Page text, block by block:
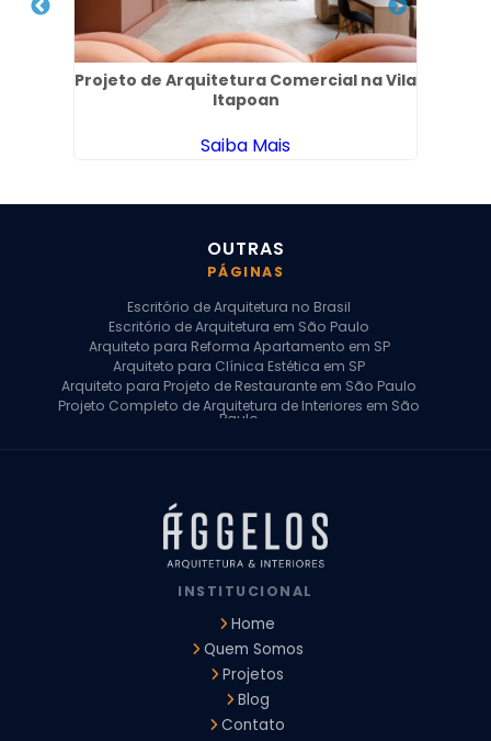
Projeto de Arquitetura Comercial na Vila
Itapoan
Saiba Mais
OUTRAS
PÁGINAS
Escritório de Arquitetura no Brasil
Escritório de Arquitetura em São Paulo
Arquiteto para Reforma Apartamento em SP
Arquiteto para Clínica Estética em SP
Arquiteto para Projeto de Restaurante em São Paulo
Projeto Completo de Arquitetura de Interiores em São
Paulo
Arquiteto para Projeto Comercial em São Paulo
Arquiteto Comercial
Arquiteto para Reforma de Apartamento
Arquiteto para Reforma Residencial
Arquitetura para Reforma de Casas
Design de Interiores Apartamentos
Design de Interiores Residencial
Empresa de Arquitetura e Design
Empresas de Arquitetura e Design de Interiores
Escritório de Design de Interiores
Projeto Executivo Arquitetura
Arquitetura Institucional
INSTITUCIONAL
Home
Quem Somos
Projetos
Blog
Contato